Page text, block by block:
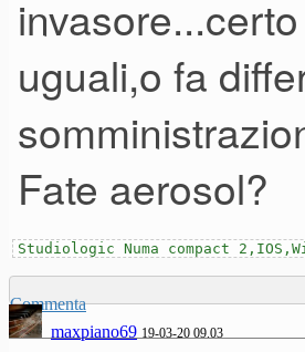
uguali,o fa
Fate aerosol?
Studiologic Numa compact
Commenta
maxpiano69 19-03-20 09.03